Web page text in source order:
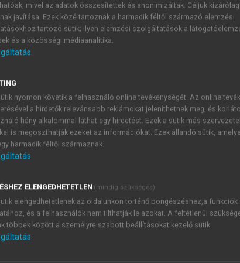
Globalization
Their Political
environmental policy in the present and
ENVIRONMENT AND GLOBALIZATION •
page
mivel az adatok összesítettek és anonimizáltak. Céljuk kizárólag
javítása. Ezek közé tartoznak a harmadik féltől származó elemzési
tartozó sütik; ilyen elemzési szolgáltatások a
és a közösségi médiaanalitika.
nyomon követik a felhasználó online tevékenységét. Az online
a hirdetők relevánsabb reklámokat jeleníthetnek meg, és
hány alkalommal láthat egy hirdetést. Ezek a sütik más
is megoszthatják ezeket az információkat. Ezek állandó sütik,
harmadik féltől származnak.
ELENGEDHETETLEN (mindig szükséges)
elengedhetetlenek az oldalunkon történő böngészéshez,a funkciók
és a felhasználók nem tilthatják le azokat. A feltétlenül
többek között a személyre szabott beállításokat kezelő sütik.